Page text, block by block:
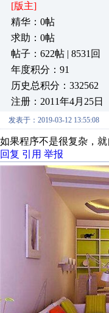
[版主]
精华：0帖
求助：0帖
帖子：622帖 | 8531回
年度积分：91
历史总积分：332562
注册：2011年4月25日
发表于：2019-03-12 13:55:08
如果程序不是很复杂，
回复 引用 举报